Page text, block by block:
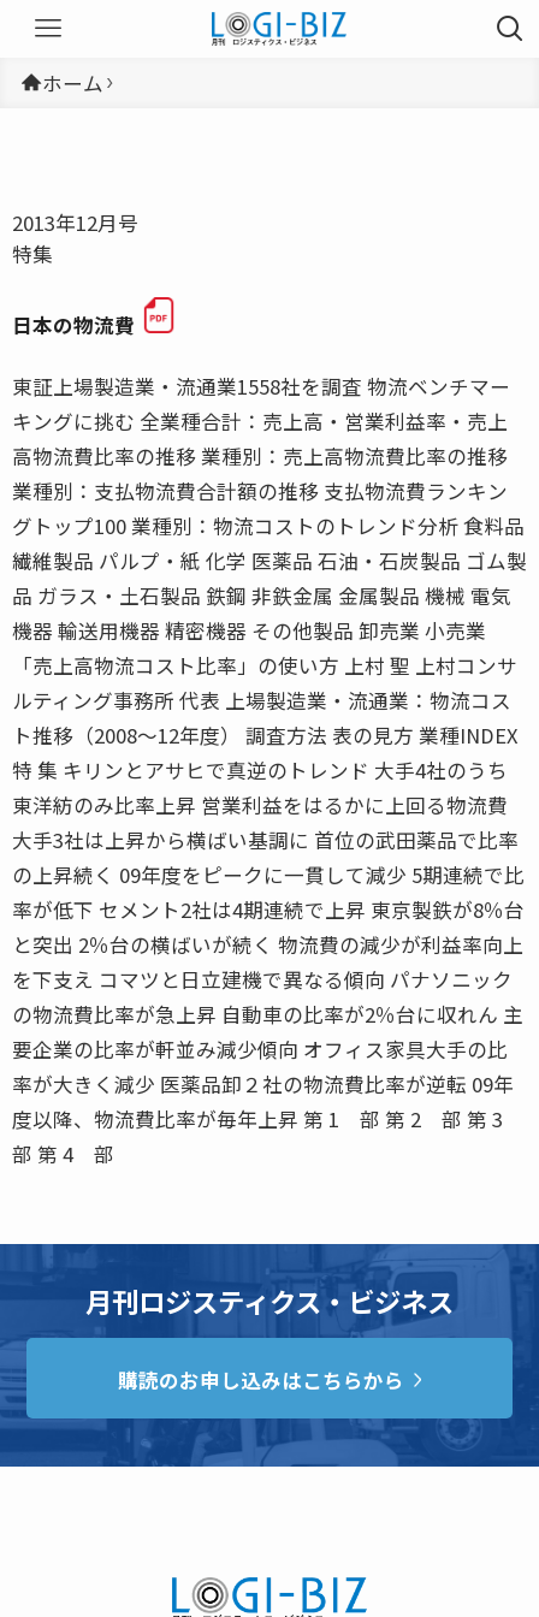
ホーム
2013年12月号
特集
日本の物流費
東証上場製造業・流通業1558社を調査 物流ベンチマー
キングに挑む 全業種合計：売上高・営業利益率・売上
高物流費比率の推移 業種別：売上高物流費比率の推移
業種別：支払物流費合計額の推移 支払物流費ランキン
グトップ100 業種別：物流コストのトレンド分析 食料品
繊維製品 パルプ・紙 化学 医薬品 石油・石炭製品 ゴム製
品 ガラス・土石製品 鉄鋼 非鉄金属 金属製品 機械 電気
機器 輸送用機器 精密機器 その他製品 卸売業 小売業
「売上高物流コスト比率」の使い方 上村 聖 上村コンサ
ルティング事務所 代表 上場製造業・流通業：物流コス
ト推移（2008〜12年度） 調査方法 表の見方 業種INDEX
特 集 キリンとアサヒで真逆のトレンド 大手4社のうち
東洋紡のみ比率上昇 営業利益をはるかに上回る物流費
大手3社は上昇から横ばい基調に 首位の武田薬品で比率
の上昇続く 09年度をピークに一貫して減少 5期連続で比
率が低下 セメント2社は4期連続で上昇 東京製鉄が8％台
と突出 2％台の横ばいが続く 物流費の減少が利益率向上
を下支え コマツと日立建機で異なる傾向 パナソニック
の物流費比率が急上昇 自動車の比率が2％台に収れん 主
要企業の比率が軒並み減少傾向 オフィス家具大手の比
率が大きく減少 医薬品卸２社の物流費比率が逆転 09年
度以降、物流費比率が毎年上昇 第 1 部 第 2 部 第 3
部 第 4 部
月刊ロジスティクス・ビジネス
購読のお申し込みはこちらから